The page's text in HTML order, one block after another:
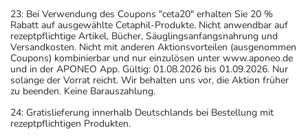
23: Bei Verwendung des Coupons "ceta20" erhalten Sie 20 %
Rabatt auf ausgewählte Cetaphil-Produkte. Nicht anwendbar auf
rezeptpflichtige Artikel, Bücher, Säuglingsanfangsnahrung und
Versandkosten. Nicht mit anderen Aktionsvorteilen (ausgenommen
Coupons) kombinierbar und nur einzulösen unter www.aponeo.de
und in der APONEO App. Gültig: 01.08.2026 bis 01.09.2026. Nur
solange der Vorrat reicht. Wir behalten uns vor, die Aktion früher
zu beenden. Keine Barauszahlung.
24: Gratislieferung innerhalb Deutschlands bei Bestellung mit
rezeptpflichtigen Produkten.